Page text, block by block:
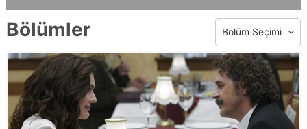
Bölümler Bölüm Seçimi